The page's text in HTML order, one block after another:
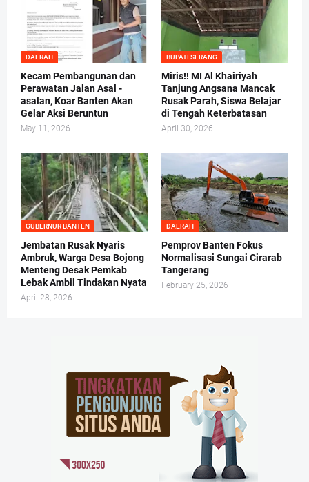
DAERAH
Kecam Pembangunan dan
Perawatan Jalan Asal -
asalan, Koar Banten Akan
Gelar Aksi Beruntun
May 11, 2026
BUPATI SERANG
Miris!! MI Al Khairiyah
Tanjung Angsana Mancak
Rusak Parah, Siswa Belajar
di Tengah Keterbatasan
April 30, 2026
GUBERNUR BANTEN
Jembatan Rusak Nyaris
Ambruk, Warga Desa Bojong
Menteng Desak Pemkab
Lebak Ambil Tindakan Nyata
April 28, 2026
DAERAH
Pemprov Banten Fokus
Normalisasi Sungai Cirarab
Tangerang
February 25, 2026